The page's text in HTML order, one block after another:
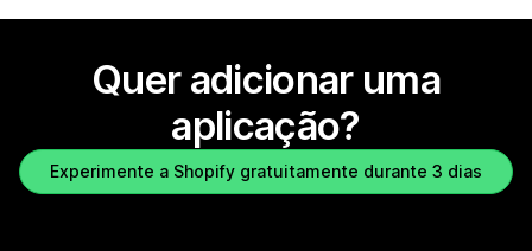
Quer adicionar uma
aplicação?
Experimente a Shopify gratuitamente durante 3 dias